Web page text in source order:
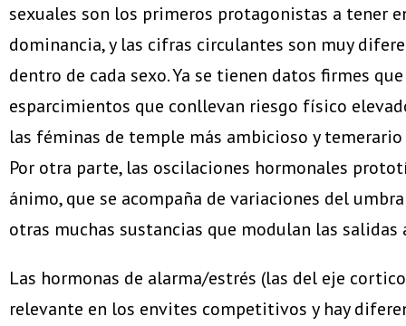
sexuales son los primeros protagonistas a tener
dominancia, y las cifras circulantes son muy
dentro de cada sexo. Ya se tienen datos firmes
esparcimientos que conllevan riesgo físico
las féminas de temple más ambicioso y
Por otra parte, las oscilaciones hormonales
ánimo, que se acompaña de variaciones del
otras muchas sustancias que modulan las
Las hormonas de alarma/estrés (las del eje
relevante en los envites competitivos y hay